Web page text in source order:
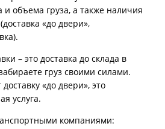
и объема груза, а также наличия
«до двери»,
– это доставка до склада в
груз своими силами.
«до двери», это
услуга.
компаниями: